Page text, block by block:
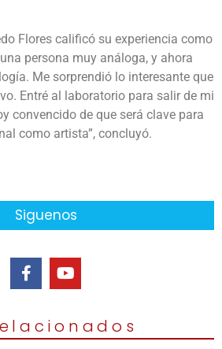
Flores calificó su experiencia como
persona muy análoga, y ahora
Me sorprendió lo interesante que
Entré al laboratorio para salir de mi
convencido de que será clave para
como artista”, concluyó.
Siguenos